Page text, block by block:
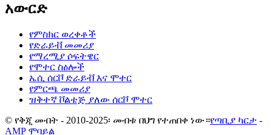
አውርድ
የምስክር ወረቀቶች
የድራይቭ መመሪያ
የማረሚያ ሶፍትዌር
የሞተር ስዕሎች
ኤሲ ሰርቮ ድራይቭ እና ሞተር
የምርጫ መመሪያ
ዝቅተኛ ቮልቴጅ ያለው ሰርቮ ሞተር
© የቅጂ መብት - 2010-2025፡ መብቱ በህግ የተጠበቀ ነው።የጣቢያ ካርታ -
AMP ሞባይል